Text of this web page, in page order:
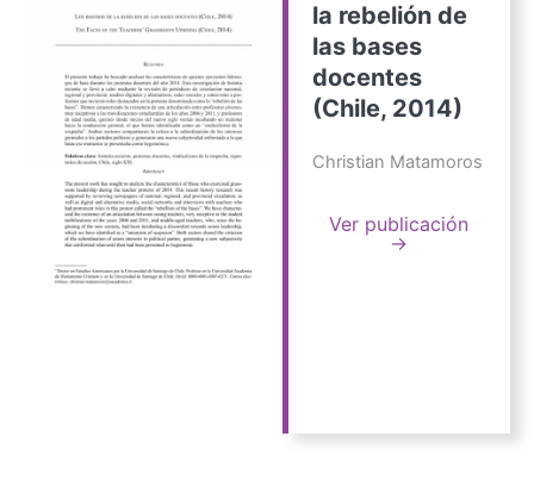
la rebelión de
las bases
docentes
(Chile, 2014)
Christian Matamoros
Ver publicación
→